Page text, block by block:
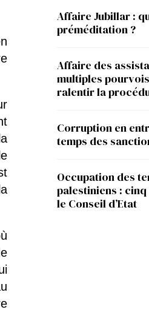
Affaire Jubillar :
préméditation ?
Affaire des
multiples
ralentir la
Corruption en
temps des
Occupation des
palestiniens : cinq
le Conseil d’Etat